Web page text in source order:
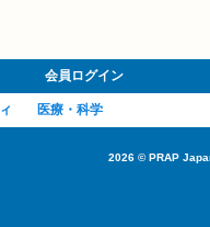
会員ログイン
医療・科学
2026 ©PRAP